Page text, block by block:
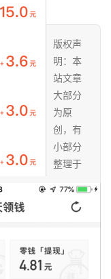
版权声
明：本
站文章
大部分
为原
创，有
小部分
整理于